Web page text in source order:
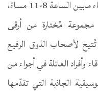
وتضمّ ليلة “سوشي سوار” كل يوم ثلاثاء مابين الساعة 8-11 مساءً،
مجموعة مُختارة من أرقى
لأصحاب الذوق الرفيع
وأفراد العائلة في أجواء من
الجاذبة التي تقدّمها